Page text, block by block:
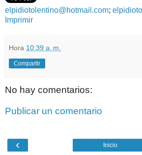
elpidiotolentino@hotmail.com;
Imprimir
Hora 10:39 a. m.
Compartir
No hay comentarios:
Publicar un comentario
‹ Inicio